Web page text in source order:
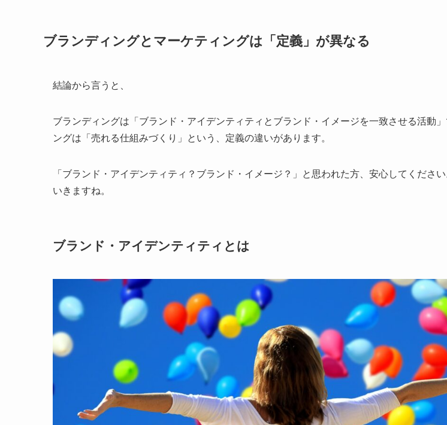
ブランディングとマーケティングは「定義」が異なる
結論から言うと、
ブランディングは「ブランド・アイデンティティとブランド・イメージを一致させる活動
ングは「売れる仕組みづくり」という、定義の違いがあります。
「ブランド・アイデンティティ？ブランド・イメージ？」と思われた方、安心してくださ
いきますね。
ブランド・アイデンティティとは